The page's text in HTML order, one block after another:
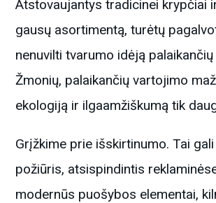
Atstovaujantys tradicinei krypčiai
gausų asortimentą, turėtų
nenuvilti tvarumo idėją palaikančių
Žmonių, palaikančių vartojimo
ekologiją ir ilgaamžiškumą tik
Grįžkime prie išskirtinumo. Tai
požiūris, atsispindintis
modernūs puošybos elementai,